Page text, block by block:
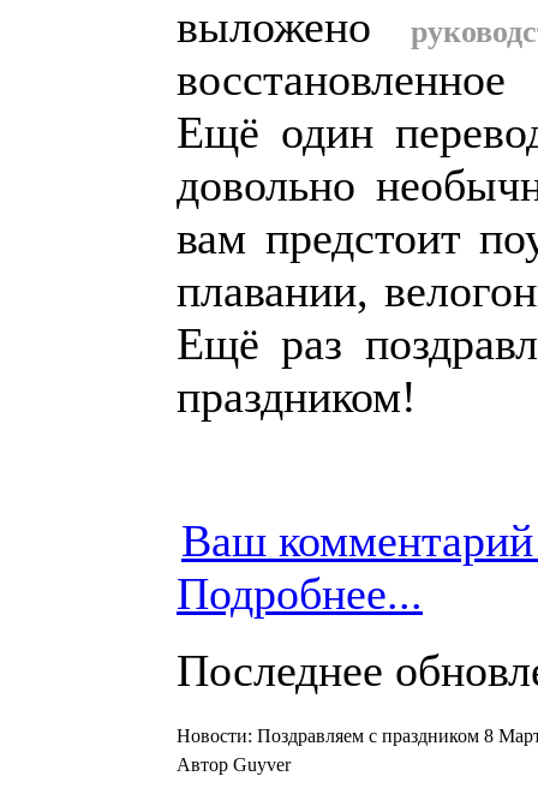
выложено
Ещё один
довольно
вам предстоит
плавании,
Ещё раз
праздником!
Ваш
Подробнее...
Последнее
Новости: Поздравляем с праздником 8
Автор Guyver